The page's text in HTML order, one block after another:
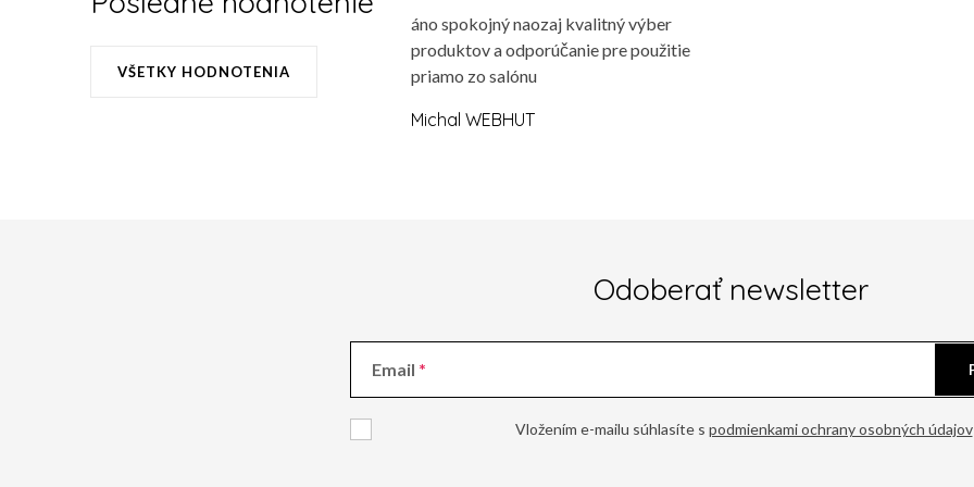
VŠETKY HODNOTENIA
áno spokojný naozaj kvalitný výber
produktov a odporúčanie pre použitie
priamo zo salónu
Michal WEBHUT
Odoberať newsletter
Email
Vložením e-mailu súhlasíte s podmienkami ochrany osobných údajov